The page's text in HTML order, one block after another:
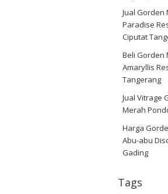
Jual Gorden
Paradise
Ciputat
Beli Gorden
Amaryllis
Tangerang
Jual Vitrage
Merah
Harga
Abu-abu
Gading
Tags